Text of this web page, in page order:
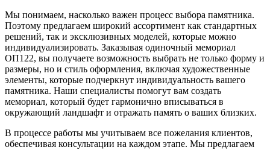
Мы понимаем, насколько важен процесс выбора памятника.
Поэтому предлагаем широкий ассортимент как стандартных
решений, так и эксклюзивных моделей, которые можно
индивидуализировать. Заказывая одиночный мемориал
ОП122, вы получаете возможность выбрать не только форму и
размеры, но и стиль оформления, включая художественные
элементы, которые подчеркнут индивидуальность вашего
памятника. Наши специалисты помогут вам создать
мемориал, который будет гармонично вписываться в
окружающий ландшафт и отражать память о ваших близких.
В процессе работы мы учитываем все пожелания клиентов,
обеспечивая консультации на каждом этапе. Мы предлагаем